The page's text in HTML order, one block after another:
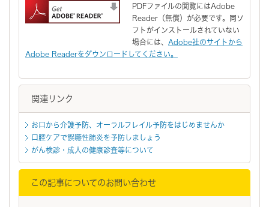
PDFファイルの閲覧にはAdobe
Reader（無償）が必要です。同ソ
フトがインストールされていない
場合には、 Adobe社のサイトから
Adobe Readerをダウンロードしてください。
関連リンク
お口から介護予防、オーラルフレイル予防をはじめませんか
口腔ケアで誤嚥性肺炎を予防しましょう
がん検診・成人の健康診査等について
この記事についてのお問い合わせ